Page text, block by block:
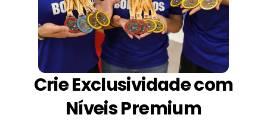
Crie Exclusividade com
Níveis Premium